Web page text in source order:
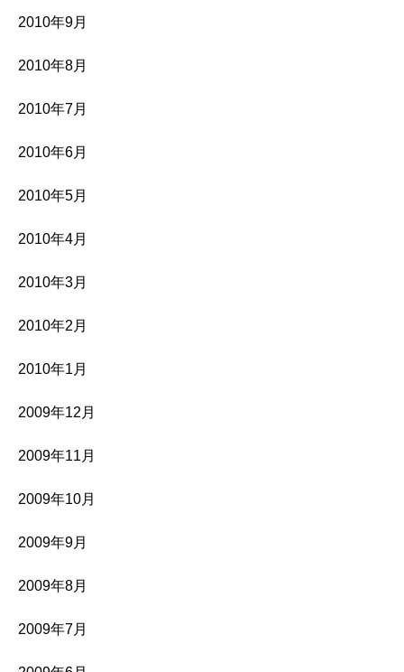
2010年9月
2010年8月
2010年7月
2010年6月
2010年5月
2010年4月
2010年3月
2010年2月
2010年1月
2009年12月
2009年11月
2009年10月
2009年9月
2009年8月
2009年7月